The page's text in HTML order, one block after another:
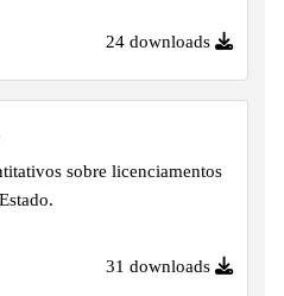
24 downloads
sobre licenciamentos
31 downloads